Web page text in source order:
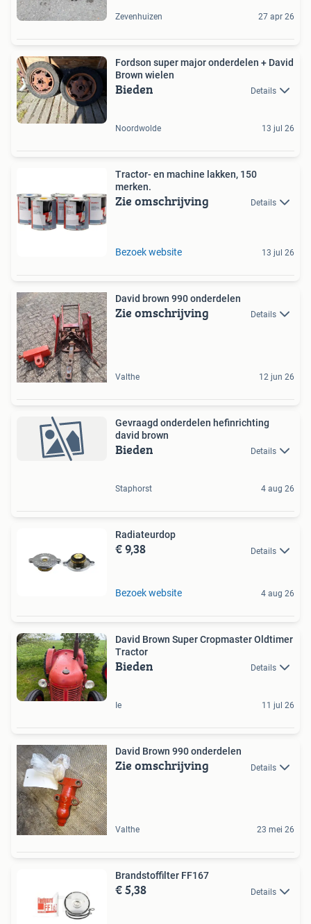
Zevenhuizen 27 apr 26
Fordson super major onderdelen + David
Brown wielen
Bieden Details
Noordwolde 13 jul 26
Tractor- en machine lakken, 150
merken.
Zie omschrijving Details
Bezoek website 13 jul 26
David brown 990 onderdelen
Zie omschrijving Details
Valthe 12 jun 26
Gevraagd onderdelen hefinrichting
david brown
Bieden Details
Staphorst 4 aug 26
Radiateurdop
€ 9,38 Details
Bezoek website 4 aug 26
David Brown Super Cropmaster Oldtimer
Tractor
Bieden Details
Ie 11 jul 26
David Brown 990 onderdelen
Zie omschrijving Details
Valthe 23 mei 26
Brandstoffilter FF167
€ 5,38 Details